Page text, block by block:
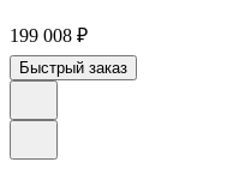
199 008 ₽
Быстрый заказ